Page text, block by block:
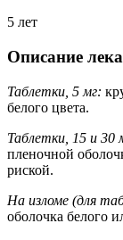
5 лет
Описание
Таблетки, 5 мг:
белого цвета.
Таблетки, 15 и 30
пленочной
риской.
На изломе (для
оболочка белого